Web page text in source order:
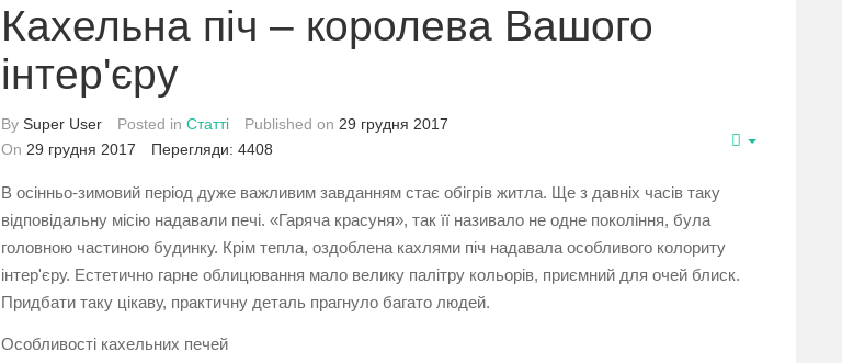
Кахельна піч – королева Вашого
інтер'єру
By Super User Posted in Статті Published on 29 грудня 2017
On 29 грудня 2017 Перегляди: 4408
В осінньо-зимовий період дуже важливим завданням стає обігрів житла. Ще з давніх часів таку
відповідальну місію надавали печі. «Гаряча красуня», так її називало не одне покоління, була
головною частиною будинку. Крім тепла, оздоблена кахлями піч надавала особливого колориту
інтер'єру. Естетично гарне облицювання мало велику палітру кольорів, приємний для очей блиск.
Придбати таку цікаву, практичну деталь прагнуло багато людей.
Особливості кахельних печей